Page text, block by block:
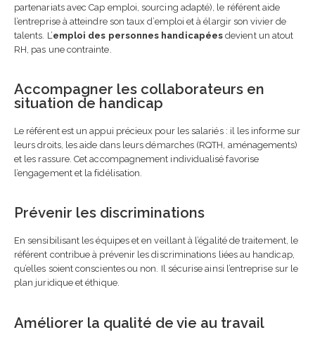
partenariats avec Cap emploi, sourcing adapté), le référent aide
l’entreprise à atteindre son taux d’emploi et à élargir son vivier de
talents. L’emploi des personnes handicapées devient un atout
RH, pas une contrainte.
Accompagner les collaborateurs en
situation de handicap
Le référent est un appui précieux pour les salariés : il les informe sur
leurs droits, les aide dans leurs démarches (RQTH, aménagements)
et les rassure. Cet accompagnement individualisé favorise
l’engagement et la fidélisation.
Prévenir les discriminations
En sensibilisant les équipes et en veillant à l’égalité de traitement, le
référent contribue à prévenir les discriminations liées au handicap,
qu’elles soient conscientes ou non. Il sécurise ainsi l’entreprise sur le
plan juridique et éthique.
Améliorer la qualité de vie au travail